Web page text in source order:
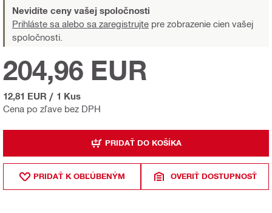
Nevidíte ceny vašej spoločnosti
Prihláste sa alebo sa zaregistrujte pre zobrazenie cien vašej
spoločnosti.
Cena po zľave bez DPH
204,96 EUR
12,81 EUR / 1 Kus
PRIDAŤ DO KOŠÍKA
PRIDAŤ K OBĽÚBENÝM OVERIŤ DOSTUPNOSŤ